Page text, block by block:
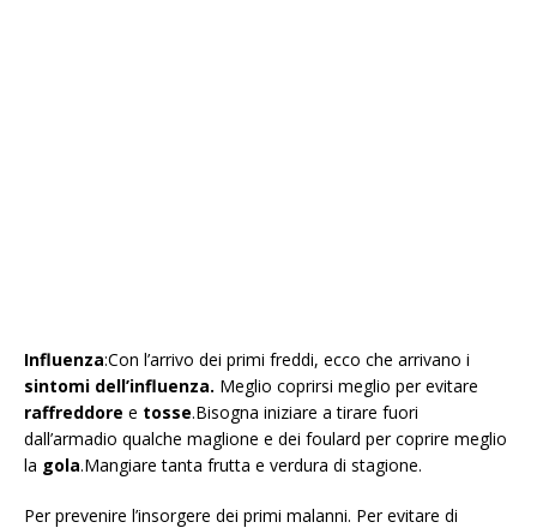
Influenza:Con l’arrivo dei primi freddi, ecco che arrivano i
sintomi dell’influenza. Meglio coprirsi meglio per evitare
raffreddore e tosse.Bisogna iniziare a tirare fuori
dall’armadio qualche maglione e dei foulard per coprire meglio
la gola.Mangiare tanta frutta e verdura di stagione.
Per prevenire l’insorgere dei primi malanni. Per evitare di